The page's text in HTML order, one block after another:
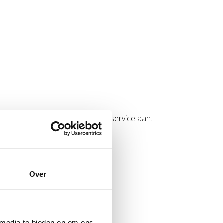
Over
bieden we graag deze extra service aan.